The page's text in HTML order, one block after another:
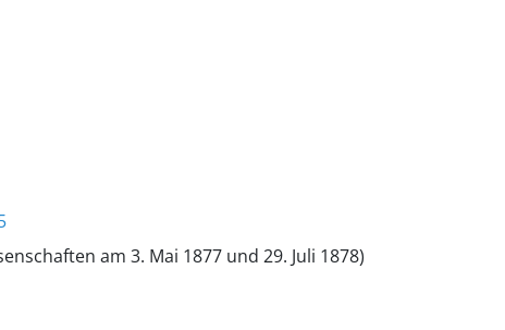
am 3. Mai 1877 und 29. Juli 1878)